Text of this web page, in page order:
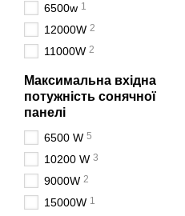
6500w 1
12000W 2
11000W 2
Максимальна вхідна
потужність сонячної
панелі
6500 W 5
10200 W 3
9000W 2
15000W 1